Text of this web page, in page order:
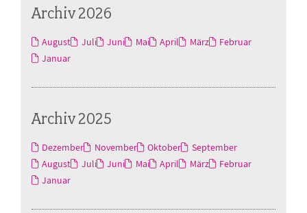
Archiv 2026
August Juli Juni Mai April März
Februar
Januar
Archiv 2025
Dezember November Oktober
September
August
Juli Juni Mai April März
Februar
Januar